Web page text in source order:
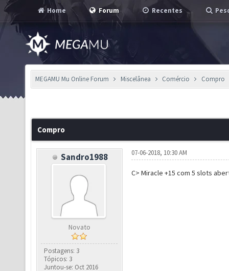
Home Forum Recentes
MEGAMU Mu Online Forum Miscelânea Comércio Compro
Compro
Sandro1988
Novato
Postagens: 3
Tópicos: 3
Juntou-se: Oct 2016
07-06-2018, 10:30 AM
C> Miracle +15 com 5 slots